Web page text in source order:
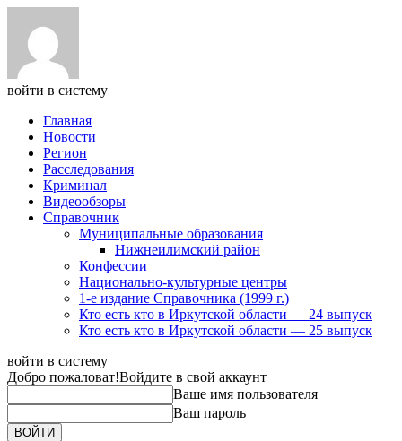
войти в систему
Главная
Новости
Регион
Расследования
Криминал
Видеообзоры
Справочник
Муниципальные образования
Нижнеилимский район
Конфессии
Национально-культурные центры
1-е издание Справочника (1999 г.)
Кто есть кто в Иркутской области — 24 выпуск
Кто есть кто в Иркутской области — 25 выпуск
войти в систему
Добро пожаловат!Войдите в свой аккаунт
Ваше имя пользователя
Ваш пароль